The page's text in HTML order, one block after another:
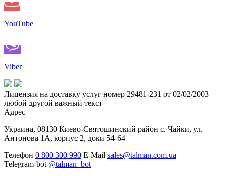
YouTube
Viber
Лицензия на доставку услуг номер 29481-231 от 02/02/2003
любой другой важный текст
Адрес
Украина, 08130 Киево-Святошинский район с. Чайки, ул.
Антонова 1А, корпус 2, доки 54-64
Телефон 0 800 300 990 E-Mail sales@talman.com.ua
Telegram-bot @talman_bot